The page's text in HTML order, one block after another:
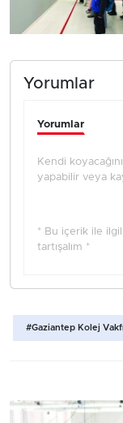
Yorumlar
Yorumlar
Kendi
yapabilir veya
* Bu içerik ile
tartışalım *
#Gaziantep Kolej Vakfı